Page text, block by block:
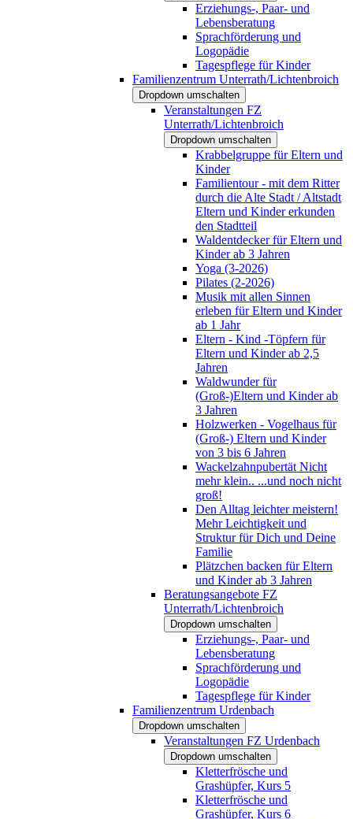
Erziehungs-, Paar- und
Lebensberatung
Sprachförderung und
Logopädie
Tagespflege für Kinder
Familienzentrum Unterrath/Lichtenbroich
Dropdown umschalten
Veranstaltungen FZ
Unterrath/Lichtenbroich
Dropdown umschalten
Krabbelgruppe für Eltern und
Kinder
Familientour - mit dem Ritter
durch die Alte Stadt / Altstadt
Eltern und Kinder erkunden
den Stadtteil
Waldentdecker für Eltern und
Kinder ab 3 Jahren
Yoga (3-2026)
Pilates (2-2026)
Musik mit allen Sinnen
erleben für Eltern und Kinder
ab 1 Jahr
Eltern - Kind -Töpfern für
Eltern und Kinder ab 2,5
Jahren
Waldwunder für
(Groß-)Eltern und Kinder ab
3 Jahren
Holzwerken - Vogelhaus für
(Groß-) Eltern und Kinder
von 3 bis 6 Jahren
Wackelzahnpubertät Nicht
mehr klein.. ...und noch nicht
groß!
Den Alltag leichter meistern!
Mehr Leichtigkeit und
Struktur für Dich und Deine
Familie
Plätzchen backen für Eltern
und Kinder ab 3 Jahren
Beratungsangebote FZ
Unterrath/Lichtenbroich
Dropdown umschalten
Erziehungs-, Paar- und
Lebensberatung
Sprachförderung und
Logopädie
Tagespflege für Kinder
Familienzentrum Urdenbach
Dropdown umschalten
Veranstaltungen FZ Urdenbach
Dropdown umschalten
Kletterfrösche und
Grashüpfer, Kurs 5
Kletterfrösche und
Grashüpfer, Kurs 6